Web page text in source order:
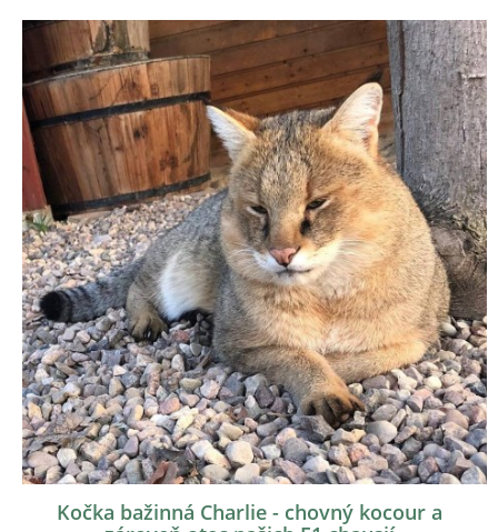
Kočka bažinná Charlie - chovný kocour a